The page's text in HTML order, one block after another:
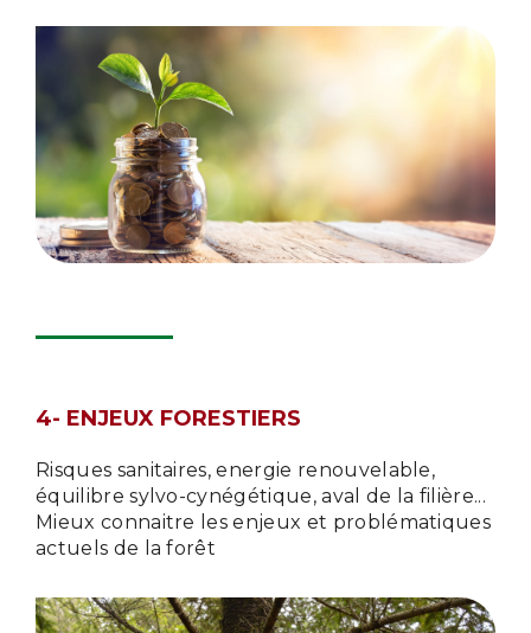
4- ENJEUX FORESTIERS
Risques sanitaires, energie renouvelable,
équilibre sylvo-cynégétique, aval de la filière...
Mieux connaitre les enjeux et problématiques
actuels de la forêt